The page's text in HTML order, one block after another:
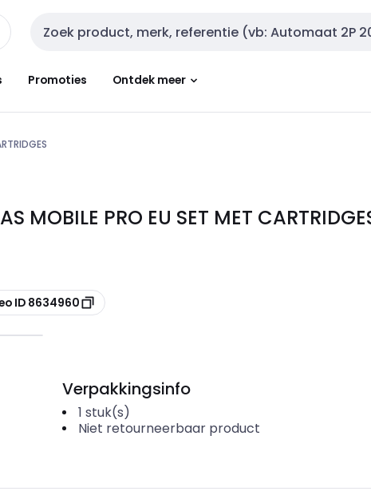
Zoekveld invoer
Promoties Ontdek meer
MOBILE PRO EU SET MET
ID 8634960
Verpakkingsinfo
1 stuk(s)
Niet retourneerbaar product